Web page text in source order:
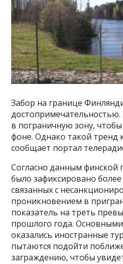
Забор на границе
достопримечательностью.
в пограничную зону,
фоне. Однако такой тренд
сообщает портал
Согласно данным финской
было зафиксировано
связанных с
проникновением в
показатель на треть
прошлого года.
оказались иностранные
пытаются подойти
заграждению, чтобы